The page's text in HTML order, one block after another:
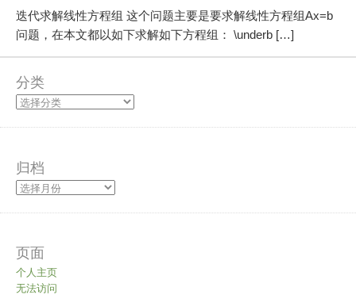
论文阅读
个人主页
迭代求解线性方程组 这个问题主要是要求解线性方程组Ax=b
问题，在本文都以如下求解如下方程组： \underb […]
分类
归档
页面
个人主页
无法访问